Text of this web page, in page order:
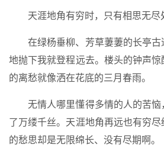
天涯地角有穷时，只有相思无尽
在绿杨垂柳、芳草萋萋的长亭
地抛下我就登程远去。楼头的钟声
的离愁就像洒在花底的三月春雨。
无情人哪里懂得多情的人的苦
了万缕千丝。天涯地角再远也有穷
的愁思却是无限绵长、没有尽期啊。